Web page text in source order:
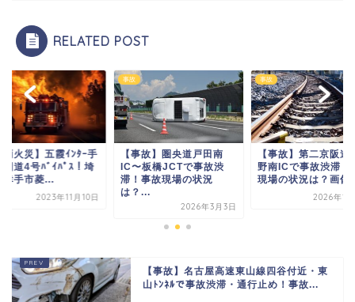
RELATED POST
両火災】五霞ｲﾝﾀｰ手
国道4号ﾊﾞｲﾊﾟｽ！埼
幸手市菱...
2023年11月10日
事故
【事故】圏央道戸田南
IC〜板橋JCTで事故渋
滞！事故現場の状況
は？...
2026年3月3日
事故
【事故】第二京阪道
野南ICで事故渋滞！
現場の状況は？画像
2026年1
【事故】名古屋高速東山線四谷付近・東
山ﾄﾝﾈﾙで事故渋滞・通行止め！事故...